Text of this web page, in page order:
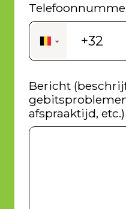
▼ +32
Bericht
afspraaktijd, etc.)